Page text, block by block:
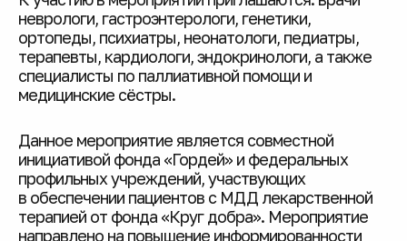
неврологи, гастроэнтерологи, генетики,
ортопеды, психиатры, неонатологи, педиатры,
терапевты, кардиологи, эндокринологи, а также
специалисты по паллиативной помощи и
медицинские сёстры.
Данное мероприятие является совместной
инициативой фонда «Гордей» и федеральных
профильных учреждений, участвующих
в обеспечении пациентов с МДД лекарственной
терапией от фонда «Круг добра». Мероприятие
направлено на повышение информированности